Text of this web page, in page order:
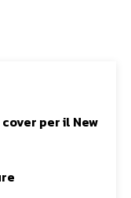
per il New